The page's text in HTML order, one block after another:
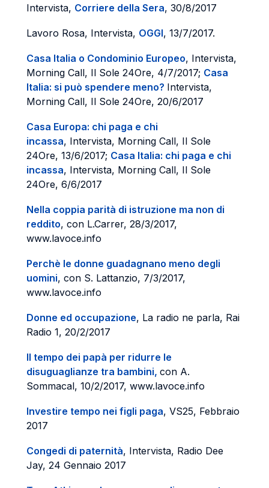
Intervista, Corriere della Sera, 30/8/2017
Lavoro Rosa, Intervista, OGGI, 13/7/2017.
Casa Italia o Condominio Europeo, Intervista,
Morning Call, Il Sole 24Ore, 4/7/2017; Casa
Italia: si può spendere meno? Intervista,
Morning Call, Il Sole 24Ore, 20/6/2017
Casa Europa: chi paga e chi
incassa, Intervista, Morning Call, Il Sole
24Ore, 13/6/2017; Casa Italia: chi paga e chi
incassa, Intervista, Morning Call, Il Sole
24Ore, 6/6/2017
Nella coppia parità di istruzione ma non di
reddito, con L.Carrer, 28/3/2017,
www.lavoce.info
Perchè le donne guadagnano meno degli
uomini, con S. Lattanzio, 7/3/2017,
www.lavoce.info
Donne ed occupazione, La radio ne parla, Rai
Radio 1, 20/2/2017
Il tempo dei papà per ridurre le
disuguaglianze tra bambini, con A.
Sommacal, 10/2/2017, www.lavoce.info
Investire tempo nei figli paga, VS25, Febbraio
2017
Congedi di paternità, Intervista, Radio Dee
Jay, 24 Gennaio 2017